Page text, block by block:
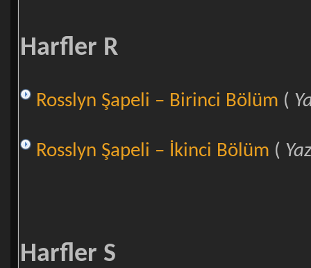
Harfler R
Rosslyn Şapeli – Birinci Bölüm (
Rosslyn Şapeli – İkinci Bölüm (
Harfler S